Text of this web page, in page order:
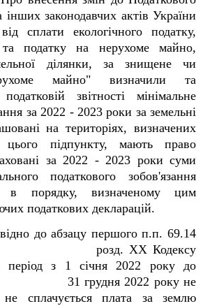
інших законодавчих актів України
сплати екологічного податку,
податку на нерухоме майно,
ділянки, за знищене чи
майно" визначили та
звітності мінімальне
за 2022 - 2023 роки за земельні
на територіях, визначених
підпункту, мають право
за 2022 - 2023 роки суми
податкового зобов'язання
в порядку, визначеному цим
податкових декларацій.
до абзацу першого п.п. 69.14
10 розд. XX Кодексу
період з 1 січня 2022 року до
2022 року не
не сплачується плата за землю